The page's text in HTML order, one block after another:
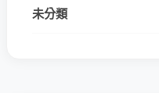
未分類